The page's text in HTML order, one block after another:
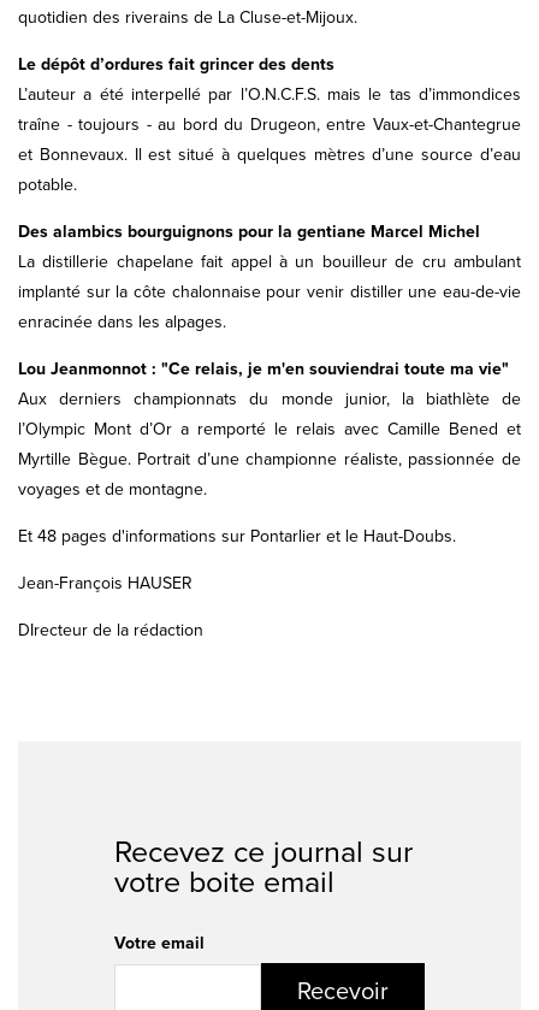
quotidien des riverains de La Cluse-et-Mijoux.
Le dépôt d’ordures fait grincer des dents
L’auteur a été interpellé par l’O.N.C.F.S. mais le tas d’immondices
traîne - toujours - au bord du Drugeon, entre Vaux-et-Chantegrue
et Bonnevaux. Il est situé à quelques mètres d’une source d’eau
potable.
Des alambics bourguignons pour la gentiane Marcel Michel
La distillerie chapelane fait appel à un bouilleur de cru ambulant
implanté sur la côte chalonnaise pour venir distiller une eau-de-vie
enracinée dans les alpages.
Lou Jeanmonnot : "Ce relais, je m'en souviendrai toute ma vie"
Aux derniers championnats du monde junior, la biathlète de
l’Olympic Mont d’Or a remporté le relais avec Camille Bened et
Myrtille Bègue. Portrait d’une championne réaliste, passionnée de
voyages et de montagne.
Et 48 pages d'informations sur Pontarlier et le Haut-Doubs.
Jean-François HAUSER
DIrecteur de la rédaction
Recevez ce journal sur
votre boite email
Votre email
Recevoir